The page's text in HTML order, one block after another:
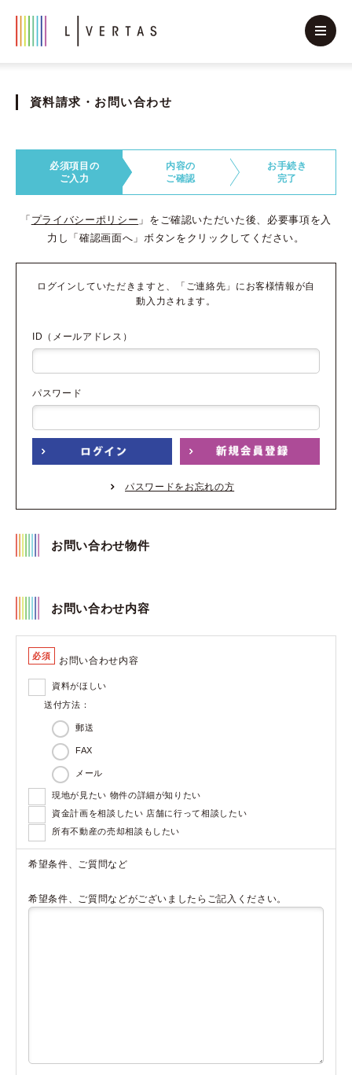
資料請求・お問い合わせ
必須項目の
ご入力
内容の
ご確認
お手続き
完了
「 プライバシーポリシー 」をご確認いただいた後、必要事項を入
力し「確認画面へ」ボタンをクリックしてください。
ログインしていただきますと、「ご連絡先」にお客様情報が自
動入力されます。
ID（メールアドレス）
パスワード
パスワードをお忘れの方
お問い合わせ物件
お問い合わせ内容
必須 お問い合わせ内容
資料がほしい
送付方法：
郵送
FAX
メール
現地が見たい 物件の詳細が知りたい
資金計画を相談したい 店舗に行って相談したい
所有不動産の売却相談もしたい
希望条件、ご質問など
希望条件、ご質問などがございましたらご記入ください。